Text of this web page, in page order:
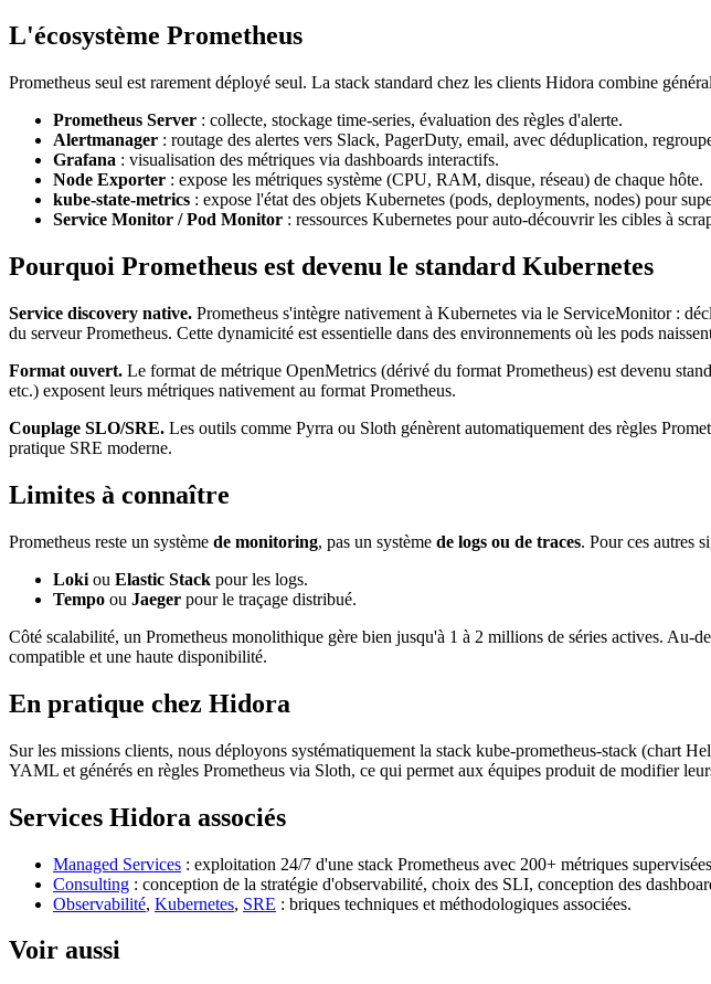
L'écosystème Prometheus
Prometheus seul est rarement déployé seul. La stack standard chez les clients Hidora combine
Prometheus Server : collecte, stockage time-series, évaluation des règles d'alerte.
Alertmanager : routage des alertes vers Slack, PagerDuty, email, avec déduplication,
Grafana : visualisation des métriques via dashboards interactifs.
Node Exporter : expose les métriques système (CPU, RAM, disque, réseau) de chaque hôte.
kube-state-metrics : expose l'état des objets Kubernetes (pods, deployments, nodes) pour
Service Monitor / Pod Monitor : ressources Kubernetes pour auto-découvrir les cibles à
Pourquoi Prometheus est devenu le standard Kubernetes
Service discovery native. Prometheus s'intègre nativement à Kubernetes via le ServiceMonitor :
du serveur Prometheus. Cette dynamicité est essentielle dans des environnements où les pods
Format ouvert. Le format de métrique OpenMetrics (dérivé du format Prometheus) est devenu
etc.) exposent leurs métriques nativement au format Prometheus.
Couplage SLO/SRE. Les outils comme Pyrra ou Sloth génèrent automatiquement des règles
pratique SRE moderne.
Limites à connaître
Prometheus reste un système de monitoring, pas un système de logs ou de traces. Pour ces autres
Loki ou Elastic Stack pour les logs.
Tempo ou Jaeger pour le traçage distribué.
Côté scalabilité, un Prometheus monolithique gère bien jusqu'à 1 à 2 millions de séries actives. Au-
compatible et une haute disponibilité.
En pratique chez Hidora
Sur les missions clients, nous déployons systématiquement la stack kube-prometheus-stack (chart
YAML et générés en règles Prometheus via Sloth, ce qui permet aux équipes produit de modifier
Services Hidora associés
Managed Services : exploitation 24/7 d'une stack Prometheus avec 200+ métriques
Consulting : conception de la stratégie d'observabilité, choix des SLI, conception des
Observabilité, Kubernetes, SRE : briques techniques et méthodologiques associées.
Voir aussi